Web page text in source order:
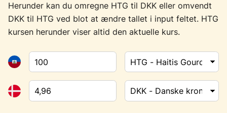
Herunder kan du omregne HTG til DKK eller omvendt
DKK til HTG ved blot at ændre tallet i input feltet. HTG
kursen herunder viser altid den aktuelle kurs.